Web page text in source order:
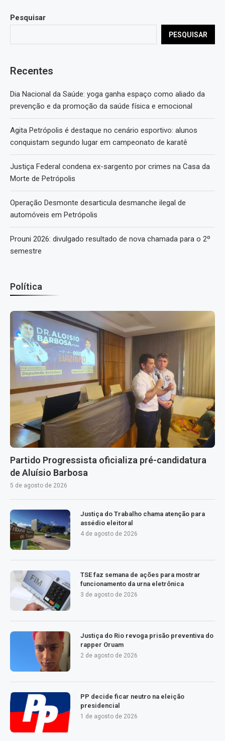
Pesquisar
PESQUISAR
Recentes
Dia Nacional da Saúde: yoga ganha espaço como aliado da
prevenção e da promoção da saúde física e emocional
Agita Petrópolis é destaque no cenário esportivo: alunos
conquistam segundo lugar em campeonato de karatê
Justiça Federal condena ex-sargento por crimes na Casa da
Morte de Petrópolis
Operação Desmonte desarticula desmanche ilegal de
automóveis em Petrópolis
Prouni 2026: divulgado resultado de nova chamada para o 2º
semestre
Política
Partido Progressista oficializa pré-candidatura
de Aluísio Barbosa
5 de agosto de 2026
Justiça do Trabalho chama atenção para
assédio eleitoral
4 de agosto de 2026
TSE faz semana de ações para mostrar
funcionamento da urna eletrônica
3 de agosto de 2026
Justiça do Rio revoga prisão preventiva do
rapper Oruam
2 de agosto de 2026
PP decide ficar neutro na eleição
presidencial
1 de agosto de 2026